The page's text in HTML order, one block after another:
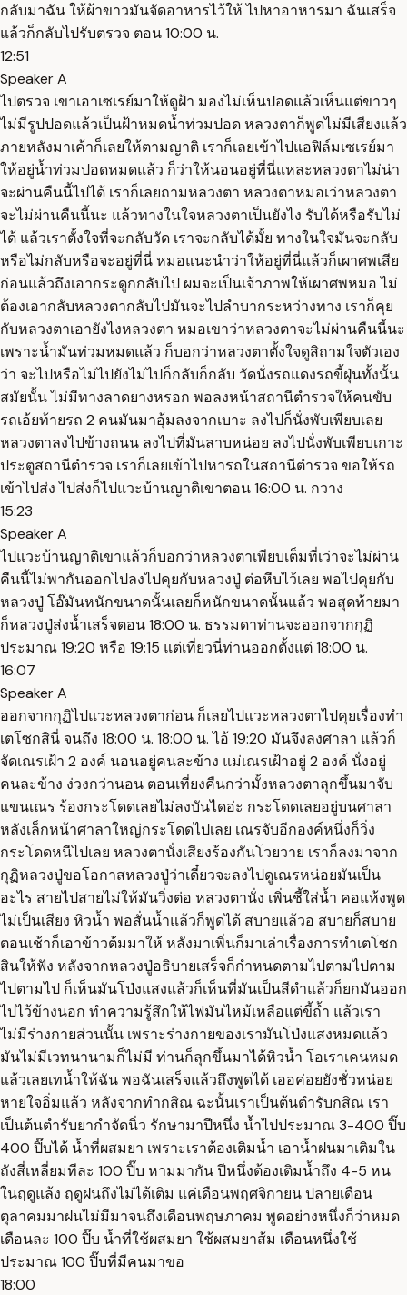
กลับมาฉัน ให้ผ้าขาวมันจัดอาหารไว้ให้ ไปหาอาหารมา ฉันเสร็จ
แล้วก็กลับไปรับตรวจ ตอน 10:00 น.
12:51
Speaker A
ไปตรวจ เขาเอาเซเรย์มาให้ดูฝ้า มองไม่เห็นปอดแล้วเห็นแต่ขาวๆ
ไม่มีรูปปอดแล้วเป็นฝ้าหมดน้ำท่วมปอด หลวงตาก็พูดไม่มีเสียงแล้ว
ภายหลังมาเค้าก็เลยให้ตามญาติ เราก็เลยเข้าไปแอฟิล์มเซเรย์มา
ให้อยู่น้ำท่วมปอดหมดแล้ว ก็ว่าให้นอนอยู่ที่นี่แหละหลวงตาไม่น่า
จะผ่านคืนนี้ไปได้ เราก็เลยถามหลวงตา หลวงตาหมอเว่าหลวงตา
จะไม่ผ่านคืนนี้นะ แล้วทางในใจหลวงตาเป็นยังไง รับได้หรือรับไม่
ได้ แล้วเราตั้งใจที่จะกลับวัด เราจะกลับได้มั้ย ทางในใจมันจะกลับ
หรือไม่กลับหรือจะอยู่ที่นี่ หมอแนะนำว่าให้อยู่ที่นี่แล้วก็เผาศพเสีย
ก่อนแล้วถึงเอากระดูกกลับไป ผมจะเป็นเจ้าภาพให้เผาศพหมอ ไม่
ต้องเอากลับหลวงตากลับไปมันจะไปลำบากระหว่างทาง เราก็คุย
กับหลวงตาเอายังไงหลวงตา หมอเขาว่าหลวงตาจะไม่ผ่านคืนนี้นะ
เพราะน้ำมันท่วมหมดแล้ว ก็บอกว่าหลวงตาตั้งใจดูสิถามใจตัวเอง
ว่า จะไปหรือไม่ไปยังไม่ไปก็กลับก็กลับ วัดนั่งรถแดงรถขี้ฝุ่นทั้งนั้น
สมัยนั้น ไม่มีทางลาดยางหรอก พอลงหน้าสถานีตำรวจให้คนขับ
รถเอ้ยท้ายรถ 2 คนมันมาอุ้มลงจากเบาะ ลงไปก็นั่งพับเพียบเลย
หลวงตาลงไปข้างถนน ลงไปที่มันลาบหน่อย ลงไปนั่งพับเพียบเกาะ
ประตูสถานีตำรวจ เราก็เลยเข้าไปหารถในสถานีตำรวจ ขอให้รถ
เข้าไปส่ง ไปส่งก็ไปแวะบ้านญาติเขาตอน 16:00 น. กวาง
15:23
Speaker A
ไปแวะบ้านญาติเขาแล้วก็บอกว่าหลวงตาเพียบเต็มที่เว่าจะไม่ผ่าน
คืนนี้ไม่พากันออกไปลงไปคุยกับหลวงปู่ ต่อหีบไว้เลย พอไปคุยกับ
หลวงปู่ โอ๊มันหนักขนาดนั้นเลยก็หนักขนาดนั้นแล้ว พอสุดท้ายมา
ก็หลวงปู่ส่งน้ำเสร็จตอน 18:00 น. ธรรมดาท่านจะออกจากกุฏิ
ประมาณ 19:20 หรือ 19:15 แต่เที่ยวนี่ท่านออกตั้งแต่ 18:00 น.
16:07
Speaker A
ออกจากกุฏิไปแวะหลวงตาก่อน ก็เลยไปแวะหลวงตาไปคุยเรื่องทำ
เตโซกสินี่ จนถึง 18:00 น. 18:00 น. ไอ้ 19:20 มันจึงลงศาลา แล้วก็
จัดเณรเฝ้า 2 องค์ นอนอยู่คนละข้าง แม่เณรเฝ้าอยู่ 2 องค์ นั่งอยู่
คนละข้าง ง่วงกว่านอน ตอนเที่ยงคืนกว่ามั้งหลวงตาลุกขึ้นมาจับ
แขนเณร ร้องกระโดดเลยไม่ลงบันไดอ่ะ กระโดดเลยอยู่บนศาลา
หลังเล็กหน้าศาลาใหญ่กระโดดไปเลย เณรจับอีกองค์หนึ่งก็วิ่ง
กระโดดหนีไปเลย หลวงตานั่งเสียงร้องกันโวยวาย เราก็ลงมาจาก
กุฏิหลวงปู่ขอโอกาสหลวงปู่ว่าเดี๋ยวจะลงไปดูเณรหน่อยมันเป็น
อะไร สายไปสายไม่ให้มันวิ่งต่อ หลวงตานั่ง เพิ่นชี้ใส่น้ำ คอแห้งพูด
ไม่เป็นเสียง หิวน้ำ พอสั่นน้ำแล้วก็พูดได้ สบายแล้วอ สบายก็สบาย
ตอนเช้าก็เอาข้าวต้มมาให้ หลังมาเพิ่นก็มาเล่าเรื่องการทำเตโซก
สินให้ฟัง หลังจากหลวงปู่อธิบายเสร็จก็กำหนดตามไปตามไปตาม
ไปตามไป ก็เห็นมันโป่งแสงแล้วก็เห็นที่มันเป็นสีดำแล้วก็ยกมันออก
ไปไว้ข้างนอก ทำความรู้สึกให้ไฟมันไหม้เหลือแต่ขี้ถ้ำ แล้วเรา
ไม่มีร่างกายส่วนนั้น เพราะร่างกายของเรามันโป่งแสงหมดแล้ว
มันไม่มีเวทนานามก็ไม่มี ท่านก็ลุกขึ้นมาได้หิวน้ำ โอเราเคนหมด
แล้วเลยเทน้ำให้ฉัน พอฉันเสร็จแล้วถึงพูดได้ เออค่อยยังชั่วหน่อย
หายใจอิ่มแล้ว หลังจากทำกสิณ ฉะนั้นเราเป็นต้นตำรับกสิณ เรา
เป็นต้นตำรับยากำจัดนิ่ว รักษามาปีหนึ่ง น้ำไปประมาณ 3-400 ปิ๊บ
400 ปิ๊บได้ น้ำที่ผสมยา เพราะเราต้องเติมน้ำ เอาน้ำฝนมาเติมใน
ถังสี่เหลี่ยมทีละ 100 ปิ๊บ หามมากัน ปีหนึ่งต้องเติมน้ำถึง 4-5 หน
ในฤดูแล้ง ฤดูฝนถึงไม่ได้เติม แค่เดือนพฤศจิกายน ปลายเดือน
ตุลาคมมาฝนไม่มีมาจนถึงเดือนพฤษภาคม พูดอย่างหนึ่งก็ว่าหมด
เดือนละ 100 ปิ๊บ น้ำที่ใช้ผสมยา ใช้ผสมยาส้ม เดือนหนึ่งใช้
ประมาณ 100 ปิ๊บที่มีคนมาขอ
18:00